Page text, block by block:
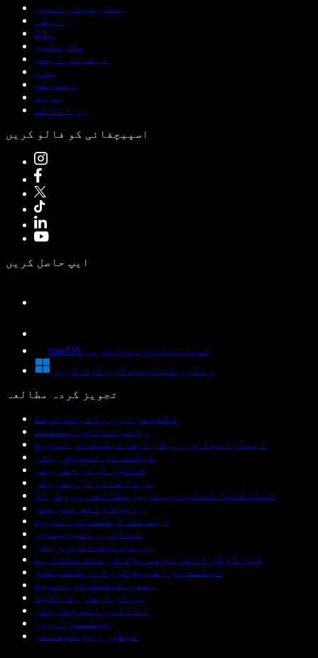
ہمارے بارے میں
رابطہ
بلاگ
ملازمتیں
ایفیلی ایٹس
مدد
اسٹیٹس
پریس
برانڈ کٹ
اسپیچفائی کو فالو کریں
ایپ حاصل کریں
macOS کے لیے ڈاؤن لوڈ کریں
ونڈوز کے لیے ڈاؤن لوڈ کریں
تجویز کردہ مطالعہ
ڈکٹیشن اور وائس ٹائپنگ
وائس اے آئی اسسٹنٹ
اینڈرائیڈ پر پی ڈی ایف ٹیکسٹ ٹو اسپیچ
ٹیکسٹ ٹو اسپیچ ریڈر
خاتون آواز جنریٹر
مردانہ آواز جنریٹر
ڈسلیکسیا کے لیے بہترین مطالعہ پروگرام
روبوٹ وائس جنریٹر
اینیمے ٹیکسٹ ٹو اسپیچ
اے آئی وائس چینجر
پی ڈی ایف آڈیو ریڈر
کیا گوگل ڈاکس مجھے پڑھ کر سنا سکتا ہے
ٹیکسٹ ٹو اسپیچ کروم ایکسٹینشن
ہندی ٹیکسٹ ٹو اسپیچ
پی ڈی ایف ریڈ الاؤڈ
اے آئی وائس جنریٹر
ٹیکستو آ ووز
لیطوری دی ٹیکسٹو